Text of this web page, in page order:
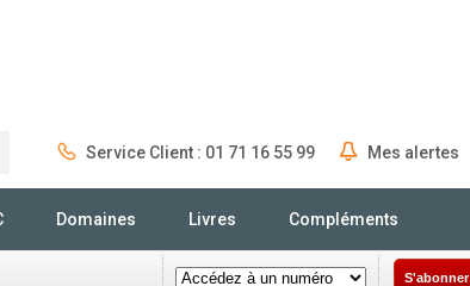
Service Client : 01 71 16 55 99 Mes alertes
Domaines Livres Compléments
S'abonner